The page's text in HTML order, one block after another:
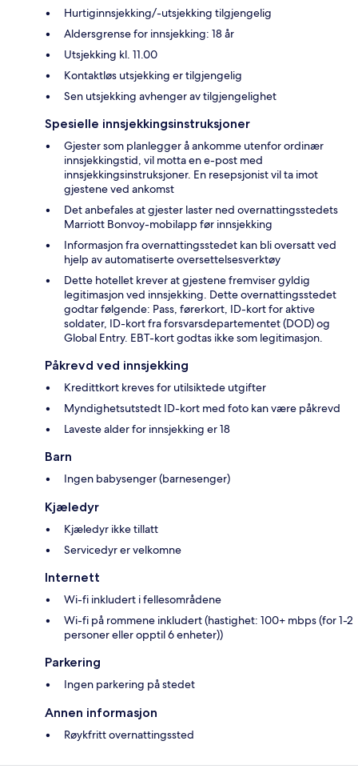
Hurtiginnsjekking/-utsjekking tilgjengelig
Aldersgrense for innsjekking: 18 år
Utsjekking kl. 11.00
Kontaktløs utsjekking er tilgjengelig
Sen utsjekking avhenger av tilgjengelighet
Spesielle innsjekkingsinstruksjoner
Gjester som planlegger å ankomme utenfor ordinær
innsjekkingstid, vil motta en e-post med
innsjekkingsinstruksjoner. En resepsjonist vil ta imot
gjestene ved ankomst
Det anbefales at gjester laster ned overnattingsstedets
Marriott Bonvoy-mobilapp før innsjekking
Informasjon fra overnattingsstedet kan bli oversatt ved
hjelp av automatiserte oversettelsesverktøy
Dette hotellet krever at gjestene fremviser gyldig
legitimasjon ved innsjekking. Dette overnattingsstedet
godtar følgende: Pass, førerkort, ID-kort for aktive
soldater, ID-kort fra forsvarsdepartementet (DOD) og
Global Entry. EBT-kort godtas ikke som legitimasjon.
Påkrevd ved innsjekking
Kredittkort kreves for utilsiktede utgifter
Myndighetsutstedt ID-kort med foto kan være påkrevd
Laveste alder for innsjekking er 18
Barn
Ingen babysenger (barnesenger)
Kjæledyr
Kjæledyr ikke tillatt
Servicedyr er velkomne
Internett
Wi-fi inkludert i fellesområdene
Wi-fi på rommene inkludert (hastighet: 100+ mbps (for 1-2
personer eller opptil 6 enheter))
Parkering
Ingen parkering på stedet
Annen informasjon
Røykfritt overnattingssted